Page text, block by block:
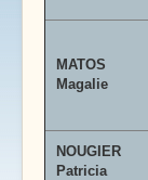
MATOS
Magalie
NOUGIER
Patricia